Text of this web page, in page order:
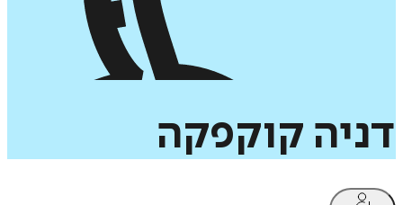
דניה קוקפקה